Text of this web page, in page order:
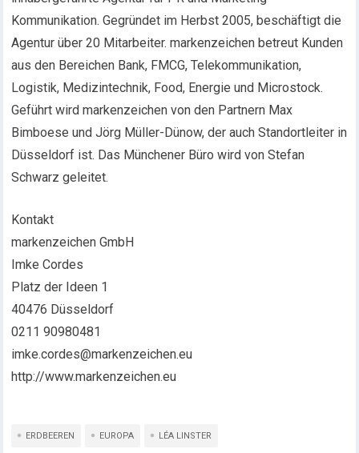
Kommunikation. Gegründet im Herbst 2005, beschäftigt die
Agentur über 20 Mitarbeiter. markenzeichen betreut Kunden
aus den Bereichen Bank, FMCG, Telekommunikation,
Logistik, Medizintechnik, Food, Energie und Microstock.
Geführt wird markenzeichen von den Partnern Max
Bimboese und Jörg Müller-Dünow, der auch Standortleiter in
Düsseldorf ist. Das Münchener Büro wird von Stefan
Schwarz geleitet.
Kontakt
markenzeichen GmbH
Imke Cordes
Platz der Ideen 1
40476 Düsseldorf
0211 90980481
imke.cordes@markenzeichen.eu
http://www.markenzeichen.eu
ERDBEEREN EUROPA LÉA LINSTER